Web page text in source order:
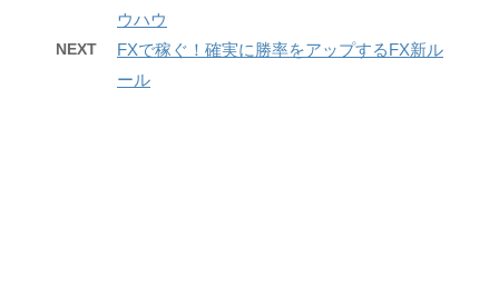
ウハウ
NEXT
FXで稼ぐ！確実に勝率をアップするFX新ル
ール